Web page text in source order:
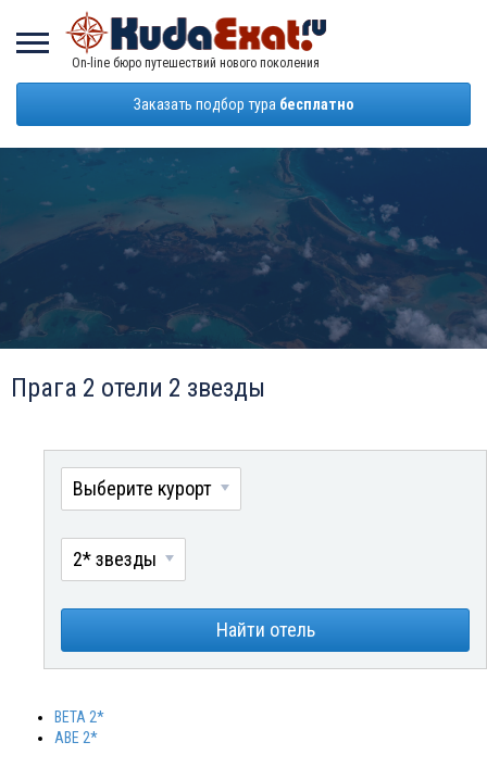
On-line бюро путешествий нового поколения
Заказать подбор тура бесплатно
Прага 2 отели 2 звезды
Выберите курорт
2* звезды
Найти отель
BETA 2*
ABE 2*